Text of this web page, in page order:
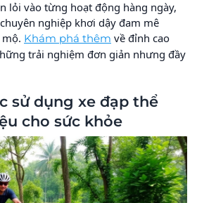
lỏi vào từng hoạt động hàng ngày,
nghiệp khơi dậy đam mê
Khám phá thêm về đỉnh cao
trải nghiệm đơn giản nhưng đầy
sử dụng xe đạp thể
cho sức khỏe